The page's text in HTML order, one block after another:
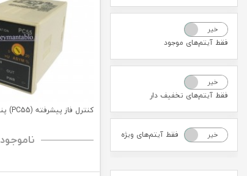
خیر
فقط آیتم‌های موجود
خیر
فقط آیتم‌های تخفیف دار
بله خیر فقط آیتم‌های ویژه
کنترل فاز پیشرفته (PC55) پنج چراغ (C.P.I.G)
ناموجود